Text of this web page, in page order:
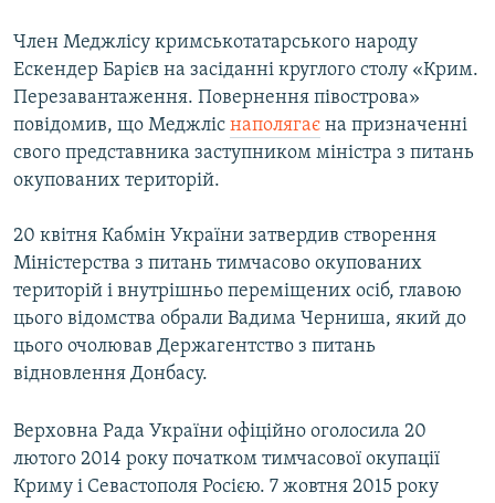
Член Меджлісу кримськотатарського народу
Ескендер Барієв на засіданні круглого столу «Крим.
Перезавантаження. Повернення півострова»
повідомив, що Меджліс наполягає на призначенні
свого представника заступником міністра з питань
окупованих територій.
20 квітня Кабмін України затвердив створення
Міністерства з питань тимчасово окупованих
територій і внутрішньо переміщених осіб, главою
цього відомства обрали Вадима Черниша, який до
цього очолював Держагентство з питань
відновлення Донбасу.
Верховна Рада України офіційно оголосила 20
лютого 2014 року початком тимчасової окупації
Криму і Севастополя Росією. 7 жовтня 2015 року